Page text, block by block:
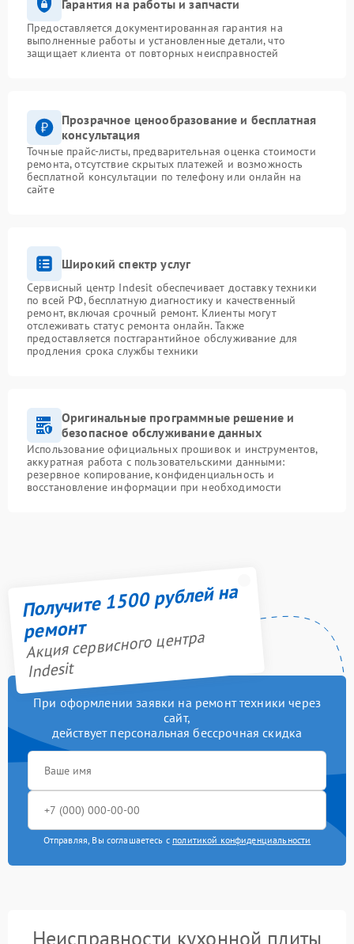
Гарантия на работы и запчасти
Предоставляется документированная гарантия на
выполненные работы и установленные детали, что
защищает клиента от повторных неисправностей
Прозрачное ценообразование и бесплатная
консультация
Точные прайс-листы, предварительная оценка стоимости
ремонта, отсутствие скрытых платежей и возможность
бесплатной консультации по телефону или онлайн на
сайте
Широкий спектр услуг
Сервисный центр Indesit обеспечивает доставку техники
по всей РФ, бесплатную диагностику и качественный
ремонт, включая срочный ремонт. Клиенты могут
отслеживать статус ремонта онлайн. Также
предоставляется постгарантийное обслуживание для
продления срока службы техники
Оригинальные программные решение и
безопасное обслуживание данных
Использование официальных прошивок и инструментов,
аккуратная работа с пользовательскими данными:
резервное копирование, конфиденциальность и
восстановление информации при необходимости
Получите 1500 рублей на
ремонт
Акция сервисного центра
Indesit
При оформлении заявки на ремонт техники через
сайт,
действует персональная бессрочная скидка
Отправляя, Вы соглашаетесь с политикой конфиденциальности
Неисправности кухонной плиты